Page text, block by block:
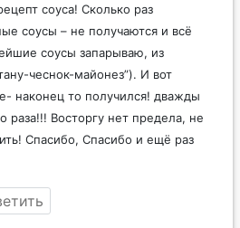
соуса! Сколько раз
соусы – не получаются и всё
соусы запарываю, из
чеснок-майонез”). И вот
наконец то получился! дважды
раза!!! Восторгу нет предела, не
Спасибо, Спасибо и ещё раз